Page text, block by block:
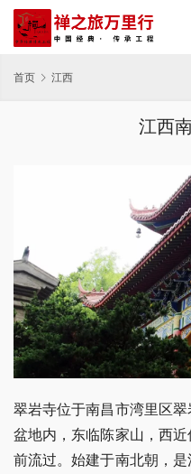
首页 江西
江西
翠岩寺位于南昌市湾里区
盆地内，东临陈家山，西
前流过。始建于南北朝，是